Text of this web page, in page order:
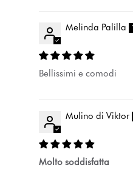
Melinda Palilla
Bellissimi e comodi
Mulino di Viktor
Molto soddisfatta